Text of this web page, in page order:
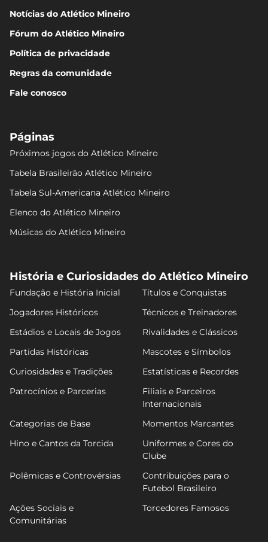
Notícias do Atlético Mineiro
Fórum do Atlético Mineiro
Política de privacidade
Regras da comunidade
Fale conosco
Páginas
Próximos jogos do Atlético Mineiro
Tabela Brasileirão Atlético Mineiro
Tabela Sul-Americana Atlético Mineiro
Elenco do Atlético Mineiro
Músicas do Atlético Mineiro
História e Curiosidades do Atlético Mineiro
Fundação e História Inicial
Títulos e Conquistas
Jogadores Históricos
Técnicos e Treinadores
Estádios e Locais de Jogos
Rivalidades e Clássicos
Partidas Históricas
Mascotes e Símbolos
Curiosidades e Tradições
Estatísticas e Recordes
Patrocínios e Parcerias
Filiais e Parceiros
Internacionais
Categorias de Base
Momentos Marcantes
Hino e Cantos da Torcida
Uniformes e Cores do
Clube
Polêmicas e Controvérsias
Contribuições para o
Futebol Brasileiro
Ações Sociais e
Comunitárias
Torcedores Famosos